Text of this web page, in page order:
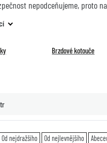
nepodceňujeme, proto
Brzdové kotouče
Od nejdražšího Od nejlevnějšího